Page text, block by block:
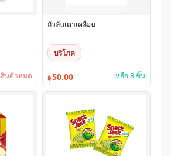
สินค้าหมด
ถั่วลันเตาเคลือบ
บริโภค
฿50.00 เหลือ 8 ชิ้น